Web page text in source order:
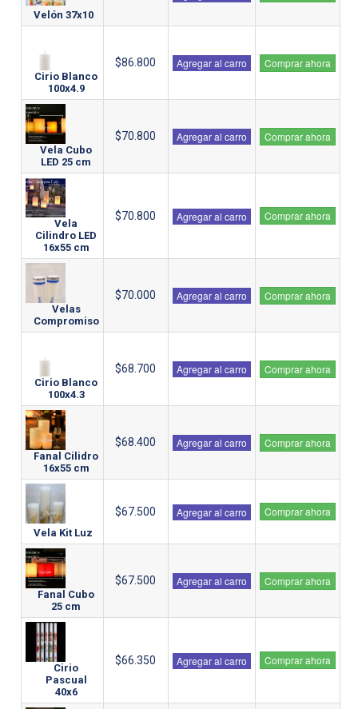
Velón 37x10
Cirio Blanco
100x4.9
$86.800 Agregar al carro Comprar ahora
Vela Cubo
LED 25 cm
$70.800 Agregar al carro Comprar ahora
Vela
Cilindro LED
16x55 cm
$70.800 Agregar al carro Comprar ahora
Velas
Compromiso
$70.000 Agregar al carro Comprar ahora
Cirio Blanco
100x4.3
$68.700 Agregar al carro Comprar ahora
Fanal Cilidro
16x55 cm
$68.400 Agregar al carro Comprar ahora
Vela Kit Luz
$67.500 Agregar al carro Comprar ahora
Fanal Cubo
25 cm
$67.500 Agregar al carro Comprar ahora
Cirio
Pascual
40x6
$66.350 Agregar al carro Comprar ahora